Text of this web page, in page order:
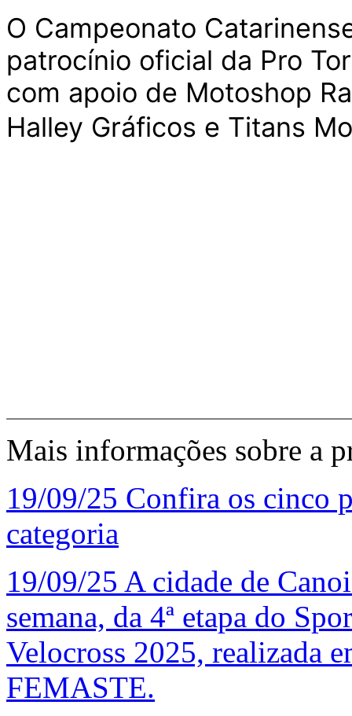
O Campeonato
patrocínio oficial da Pro
com apoio de Motoshop
Halley Gráficos e Titans
Mais informações sobre a
19/09/25 Confira os cinco
categoria
19/09/25 A cidade de
semana, da 4ª etapa do
Velocross 2025, realizada
FEMASTE.